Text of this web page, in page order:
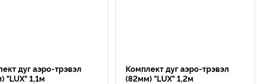
дуг аэро-трэвэл
"LUX" 1,1м
Комплект дуг аэро-трэвэл
(82мм) "LUX" 1,2м